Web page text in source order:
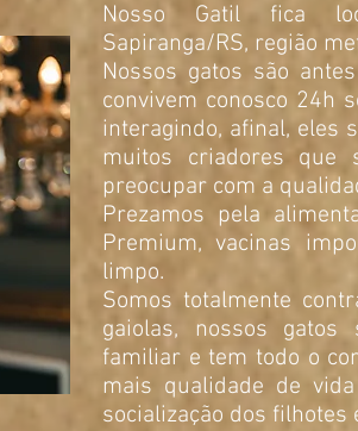
Nosso Gatil fica
Sapiranga/RS, região
Nossos gatos são
convivem conosco 24h
interagindo, afinal, eles
muitos criadores
preocupar com a
Prezamos pela
Premium, vacinas
limpo.
Somos totalmente
gaiolas, nossos
familiar e tem todo o
mais qualidade de
socialização dos filhotes